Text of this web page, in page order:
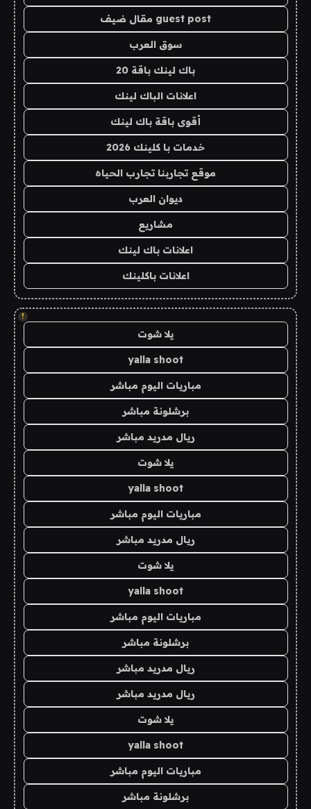
guest post مقال ضيف
سوق العرب
باك لينك باقة 20
اعلانات الباك لينك
أقوى باقة باك لينك
خدمات با كلينك 2026
موقع تجاربنا تجارب الحياه
ديوان العرب
مشاريع
اعلانات باك لينك
اعلانات باكلينك
!
يلا شوت
yalla shoot
مباريات اليوم مباشر
برشلونة مباشر
ريال مدريد مباشر
يلا شوت
yalla shoot
مباريات اليوم مباشر
ريال مدريد مباشر
يلا شوت
yalla shoot
مباريات اليوم مباشر
برشلونة مباشر
ريال مدريد مباشر
ريال مدريد مباشر
يلا شوت
yalla shoot
مباريات اليوم مباشر
برشلونة مباشر